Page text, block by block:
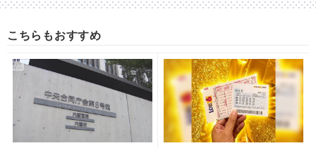
こちらもおすすめ